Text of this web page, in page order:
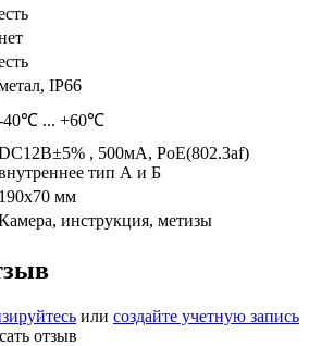
IP66
40℃ ... +60℃
, 500мА, PoE(802.3af)
тип А и Б
190х70 мм
инструкция, метизы
или создайте учетную запись
отзыв